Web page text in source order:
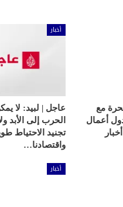
مع
أعمال
أخبار
عاجل | لبيد: لا
الحرب إلى الأبد
تجنيد الاحتياط
واقتصادنا…
أخبار